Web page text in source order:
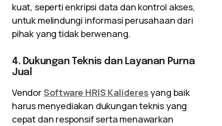
kuat, seperti enkripsi data dan kontrol akses,
untuk melindungi informasi perusahaan dari
pihak yang tidak berwenang.
4. Dukungan Teknis dan Layanan Purna
Jual
Vendor Software HRIS Kalideres yang baik
harus menyediakan dukungan teknis yang
cepat dan responsif serta menawarkan